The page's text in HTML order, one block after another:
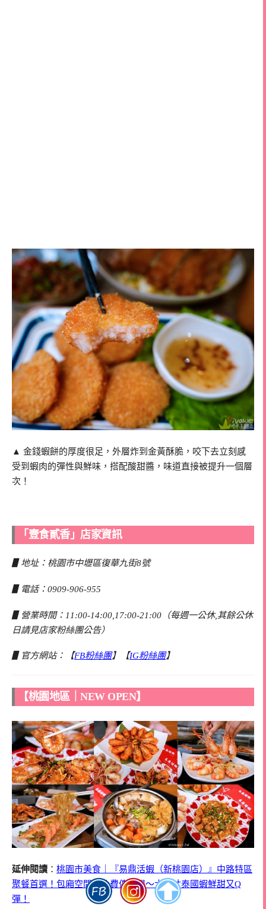
▲ 金錢蝦餅的厚度很足，外層炸到金黃酥脆，咬下去立刻感
受到蝦肉的彈性與鮮味，搭配酸甜醬，味道直接被提升一個層
次！
「壹食貳香」店家資訊
▋地址：桃園市中壢區復華九街8號
▋電話：0909-906-955
▋營業時間：11:00-14:00,17:00-21:00（每週一公休,其餘公休
日請見店家粉絲團公告）
▋官方網站：【FB粉絲團】【IG粉絲團】
【桃園地區｜NEW OPEN】
延伸閱讀 ： 桃園市美食｜『易鼎活蝦（新桃園店）』中路特區
聚餐首選！包廂空間＋免費停車場～大尺寸泰國蝦鮮甜又Q
彈！